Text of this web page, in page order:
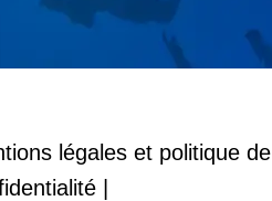
légales et politique de
|